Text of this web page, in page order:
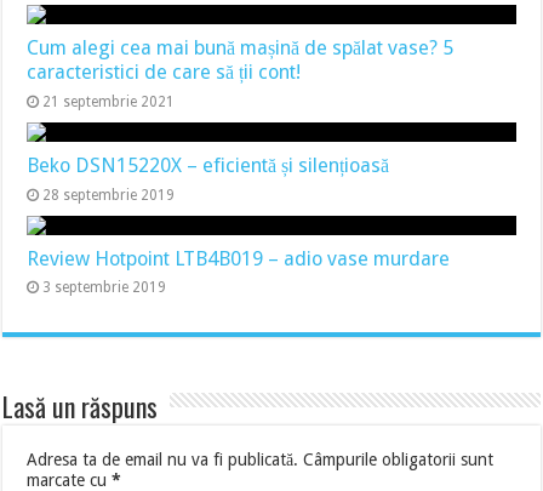
Cum alegi cea mai bună mașină de spălat vase? 5
caracteristici de care să ții cont!
21 septembrie 2021
Beko DSN15220X – eficientă și silențioasă
28 septembrie 2019
Review Hotpoint LTB4B019 – adio vase murdare
3 septembrie 2019
Lasă un răspuns
Adresa ta de email nu va fi publicată. Câmpurile obligatorii sunt
marcate cu*